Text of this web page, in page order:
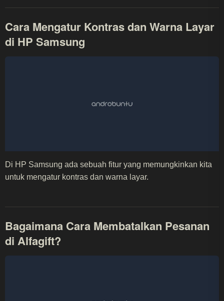
Cara Mengatur Kontras dan Warna Layar
di HP Samsung
Di HP Samsung ada sebuah fitur yang memungkinkan kita
untuk mengatur kontras dan warna layar.
Bagaimana Cara Membatalkan Pesanan
di Alfagift?